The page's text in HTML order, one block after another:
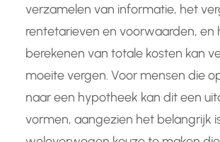
verzamelen van informatie, het
rentetarieven en voorwaarden, en
berekenen van totale kosten kan
moeite vergen. Voor mensen die
naar een hypotheek kan dit een
vormen, aangezien het belangrijk